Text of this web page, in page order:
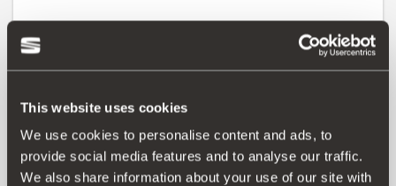
This website uses cookies
We use cookies to personalise content and ads, to
provide social media features and to analyse our traffic.
We also share information about your use of our site with
Otkrijte svijet na dva kotača. Nosač za bicikle za
Jednostavan za upotrebu i brzo se pričvršćuje.
Dopuštena težina bicikala do najviše 15 kg. Dopuštena
brzina vožnje s nosačem za bicikle do najviše 130 km/h.
Držač registarskih pločica nije uključen.